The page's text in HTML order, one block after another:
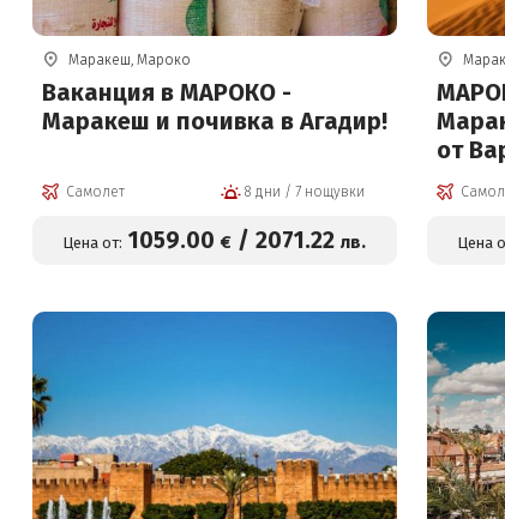
Маракеш, Мароко
Ваканция в МАРОКО -
Маракеш и почивка в Агадир!
Самолет 8 дни / 7 нощувки
Цена от: 1059.00 € /2071.22 лв.
от
Цена